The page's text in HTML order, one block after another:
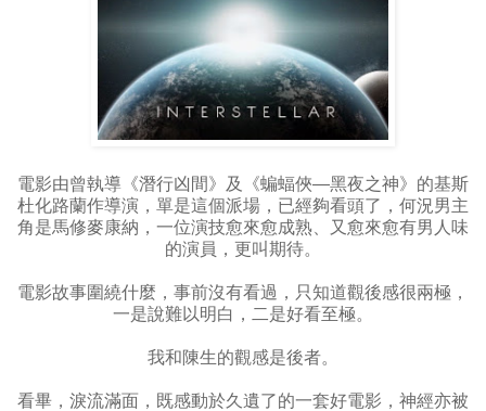
電影由曾執導《潛行凶間》及《蝙蝠俠—黑夜之神》的基斯
杜化路蘭作導演，單是這個派場，已經夠看頭了，何況男主
角是馬修麥康納，一位演技愈來愈成熟、又愈來愈有男人味
的演員，更叫期待。
電影故事圍繞什麼，事前沒有看過，只知道觀後感很兩極，
一是說難以明白，二是好看至極。
我和陳生的觀感是後者。
看畢，淚流滿面，既感動於久遺了的一套好電影，神經亦被